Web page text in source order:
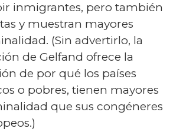
inmigrantes, pero también
y muestran mayores
(Sin advertirlo, la
de Gelfand ofrece la
de por qué los países
o pobres, tienen mayores
que sus congéneres